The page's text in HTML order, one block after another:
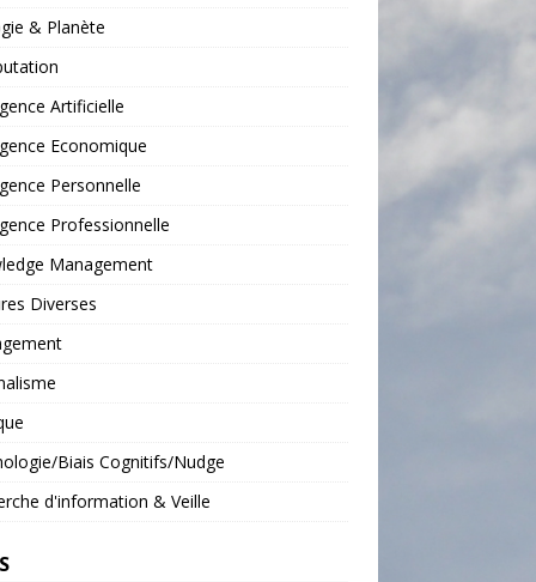
& Planète
Artificielle
Economique
Personnelle
Professionnelle
Management
Diverses
Biais Cognitifs/Nudge
d'information & Veille